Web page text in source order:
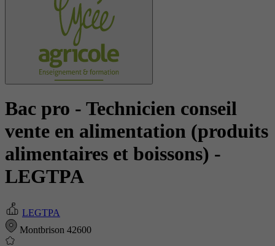
Bac pro - Technicien conseil
vente en alimentation (produits
alimentaires et boissons) -
LEGTPA
LEGTPA
Montbrison 42600